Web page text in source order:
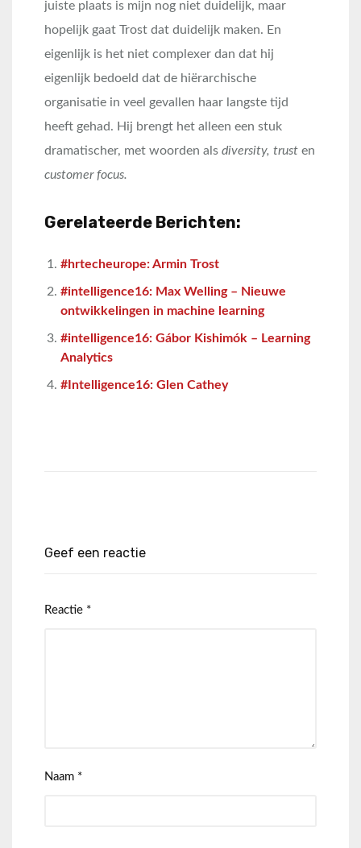
juiste plaats is mijn nog niet duidelijk, maar
hopelijk gaat Trost dat duidelijk maken. En
eigenlijk is het niet complexer dan dat hij
eigenlijk bedoeld dat de hiërarchische
organisatie in veel gevallen haar langste tijd
heeft gehad. Hij brengt het alleen een stuk
dramatischer, met woorden als diversity, trust en
customer focus.
Gerelateerde Berichten:
#hrtecheurope: Armin Trost
#intelligence16: Max Welling – Nieuwe
ontwikkelingen in machine learning
#intelligence16: Gábor Kishimók – Learning
Analytics
#Intelligence16: Glen Cathey
Geef een reactie
Reactie *
Naam *